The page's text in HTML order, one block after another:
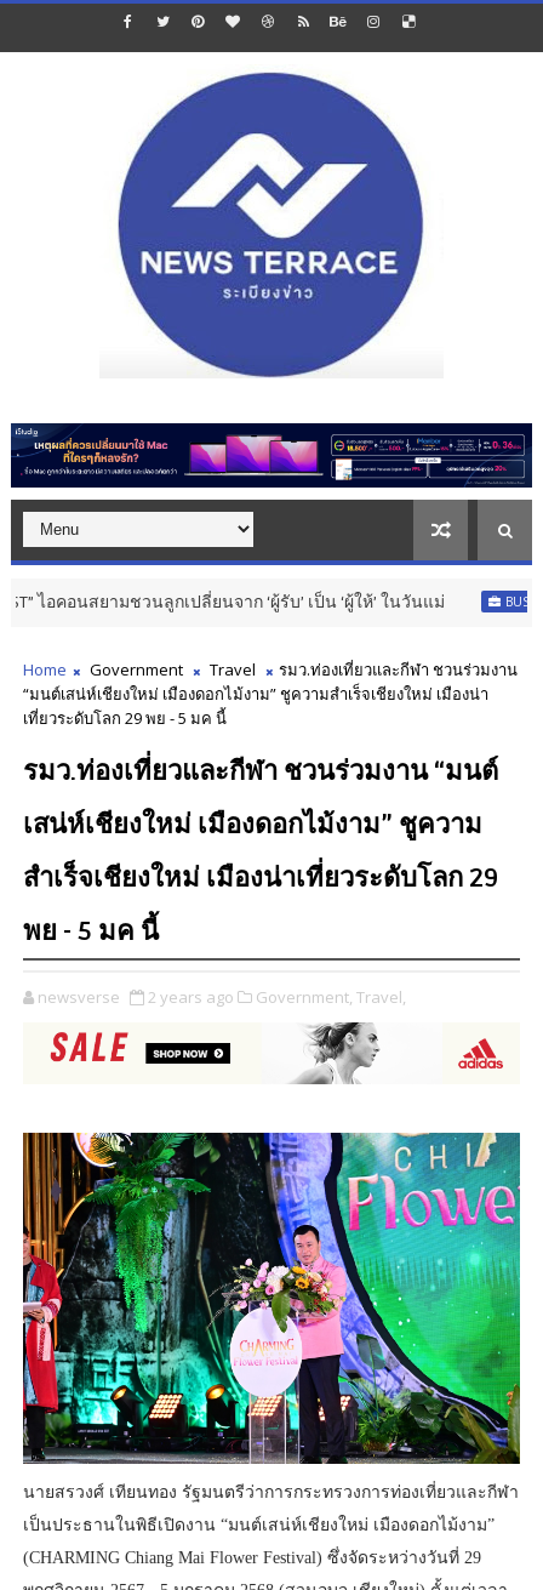
ยามชวนลูกเปลี่ยนจาก ‘ผู้รับ’ เป็น ‘ผู้ให้’ ในวันแม่ BUSINESS & MARKETS
Home Government Travel
รมว.ท่องเที่ยวและกีฬา ชวนร่วมงาน
“มนต์เสน่ห์เชียงใหม่ เมืองดอกไม้งาม” ชูความสำเร็จเชียงใหม่ เมืองน่า
เที่ยวระดับโลก 29 พย - 5 มค นี้
รมว.ท่องเที่ยวและกีฬา ชวนร่วมงาน “มนต์
เสน่ห์เชียงใหม่ เมืองดอกไม้งาม” ชูความ
สำเร็จเชียงใหม่ เมืองน่าเที่ยวระดับโลก 29
พย - 5 มค นี้
newsverse 2 years ago Government, Travel,
นายสรวงศ์ เทียนทอง รัฐมนตรีว่าการกระทรวงการท่องเที่ยวและกีฬา
เป็นประธานในพิธีเปิดงาน “มนต์เสน่ห์เชียงใหม่ เมืองดอกไม้งาม”
(CHARMING Chiang Mai Flower Festival) ซึ่งจัดระหว่างวันที่ 29